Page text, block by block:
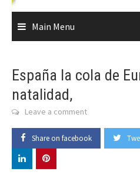
Main Menu
España la cola de
natalidad,
Leave a comment
Share on facebook